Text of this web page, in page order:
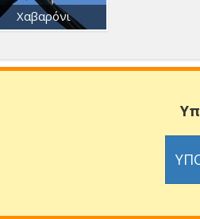
Χαβαρόνι